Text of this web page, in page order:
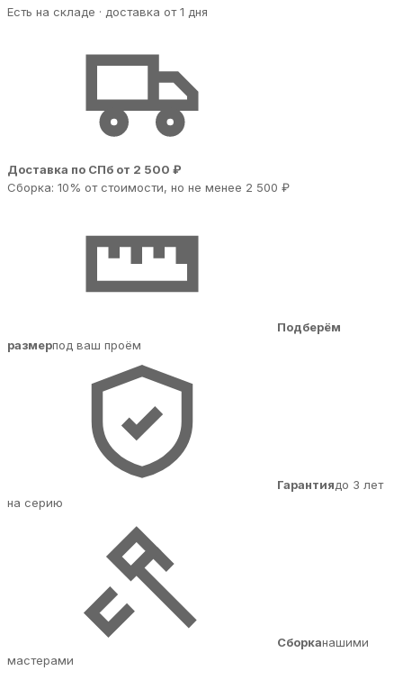
Есть на складе · доставка от 1 дня
Доставка по СПб от 2 500 ₽
Сборка: 10% от стоимости, но не менее 2 500 ₽
Подберём
размерпод ваш проём
Гарантиядо 3 лет
на серию
Сборканашими
мастерами